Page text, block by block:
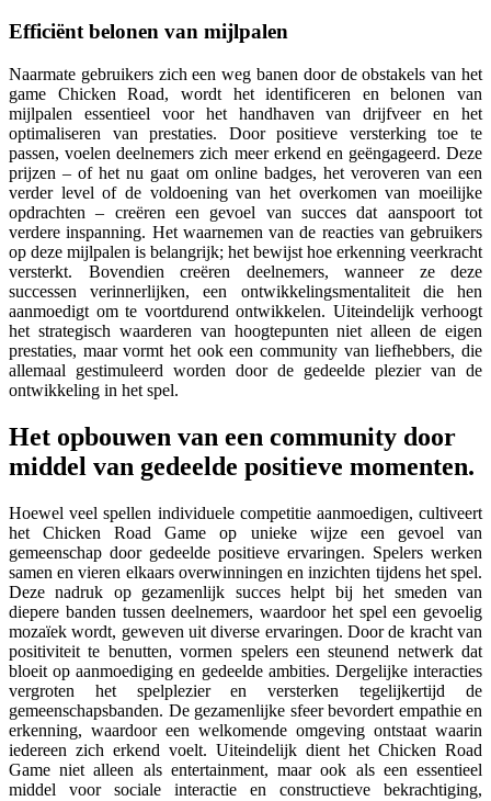
Efficiënt belonen van mijlpalen
Naarmate gebruikers zich een weg banen door de obstakels van het
game Chicken Road, wordt het identificeren en belonen van
mijlpalen essentieel voor het handhaven van drijfveer en het
optimaliseren van prestaties. Door positieve versterking toe te
passen, voelen deelnemers zich meer erkend en geëngageerd. Deze
prijzen – of het nu gaat om online badges, het veroveren van een
verder level of de voldoening van het overkomen van moeilijke
opdrachten – creëren een gevoel van succes dat aanspoort tot
verdere inspanning. Het waarnemen van de reacties van gebruikers
op deze mijlpalen is belangrijk; het bewijst hoe erkenning veerkracht
versterkt. Bovendien creëren deelnemers, wanneer ze deze
successen verinnerlijken, een ontwikkelingsmentaliteit die hen
aanmoedigt om te voortdurend ontwikkelen. Uiteindelijk verhoogt
het strategisch waarderen van hoogtepunten niet alleen de eigen
prestaties, maar vormt het ook een community van liefhebbers, die
allemaal gestimuleerd worden door de gedeelde plezier van de
ontwikkeling in het spel.
Het opbouwen van een community door
middel van gedeelde positieve momenten.
Hoewel veel spellen individuele competitie aanmoedigen, cultiveert
het Chicken Road Game op unieke wijze een gevoel van
gemeenschap door gedeelde positieve ervaringen. Spelers werken
samen en vieren elkaars overwinningen en inzichten tijdens het spel.
Deze nadruk op gezamenlijk succes helpt bij het smeden van
diepere banden tussen deelnemers, waardoor het spel een gevoelig
mozaïek wordt, geweven uit diverse ervaringen. Door de kracht van
positiviteit te benutten, vormen spelers een steunend netwerk dat
bloeit op aanmoediging en gedeelde ambities. Dergelijke interacties
vergroten het spelplezier en versterken tegelijkertijd de
gemeenschapsbanden. De gezamenlijke sfeer bevordert empathie en
erkenning, waardoor een welkomende omgeving ontstaat waarin
iedereen zich erkend voelt. Uiteindelijk dient het Chicken Road
Game niet alleen als entertainment, maar ook als een essentieel
middel voor sociale interactie en constructieve bekrachtiging,